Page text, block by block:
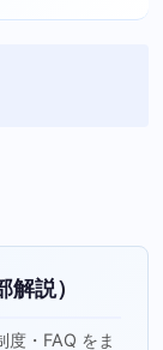
説）
度・FAQ をま